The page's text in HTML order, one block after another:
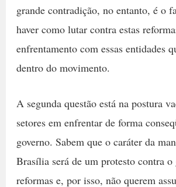
grande contradição, no entanto, é o
haver como lutar contra estas
enfrentamento com essas entidades
dentro do movimento.
A segunda questão está na postura
setores em enfrentar de forma
governo. Sabem que o caráter da
Brasília será de um protesto contra o
reformas e, por isso, não querem